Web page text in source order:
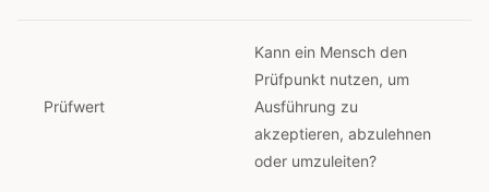
Prüfwert
Kann ein Mensch den
Prüfpunkt nutzen, um
Ausführung zu
akzeptieren, abzulehnen
oder umzuleiten?